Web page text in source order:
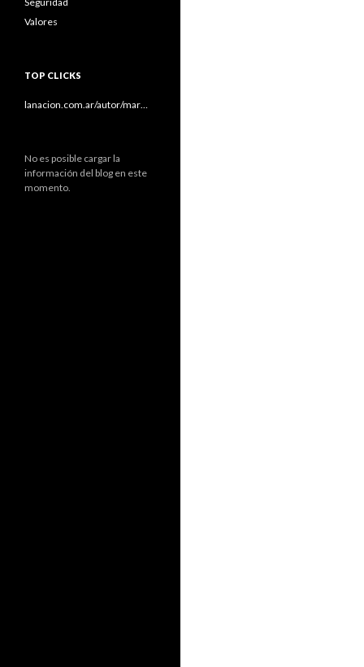
Valores
TOP CLICKS
lanacion.com.ar/autor/mar…
No es posible cargar la
información del blog en este
momento.